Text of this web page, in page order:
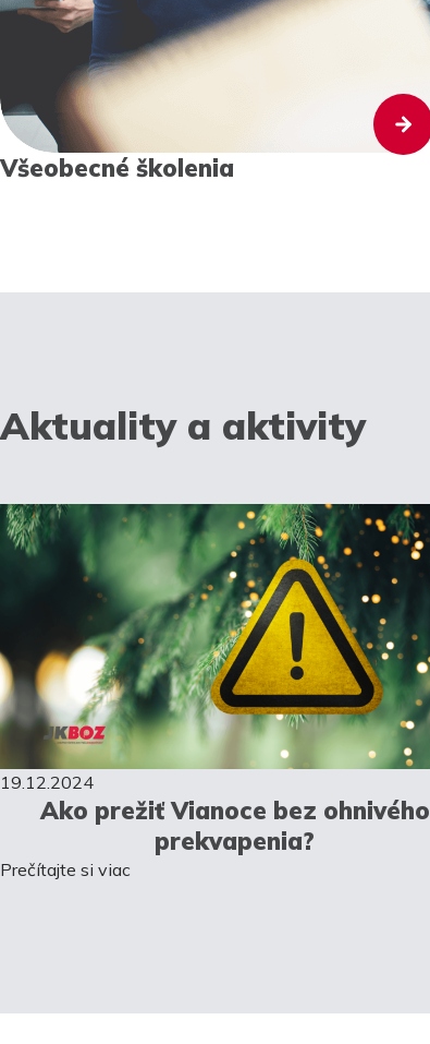
Všeobecné školenia
Aktuality a aktivity
19.12.2024
Ako prežiť Vianoce bez ohnivého
prekvapenia?
Prečítajte si viac